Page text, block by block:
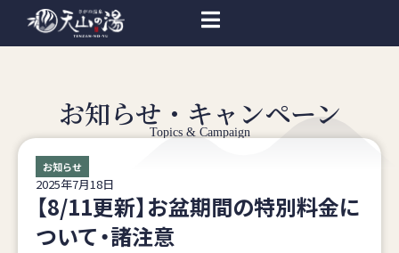
お知らせ・キャンペーン
Topics & Campaign
お知らせ
2025年7月18日
【8/11更新】お盆期間の特別料金に
ついて・諸注意